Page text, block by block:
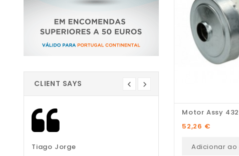
CLIENT SAYS
Tiago Jorge Liliana Teixeira
Preço
52,26 €
Adicionar ao